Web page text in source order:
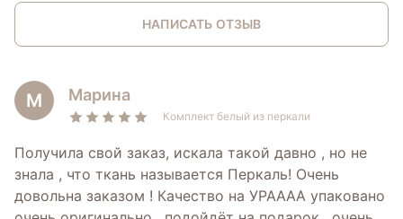
М Марина
Комплект белый из перкали
Получила свой заказ, искала такой давно , но не
знала , что ткань называется Перкаль! Очень
довольна заказом ! Качество на УРАААА упаковано
НАПИСАТЬ ОТЗЫВ